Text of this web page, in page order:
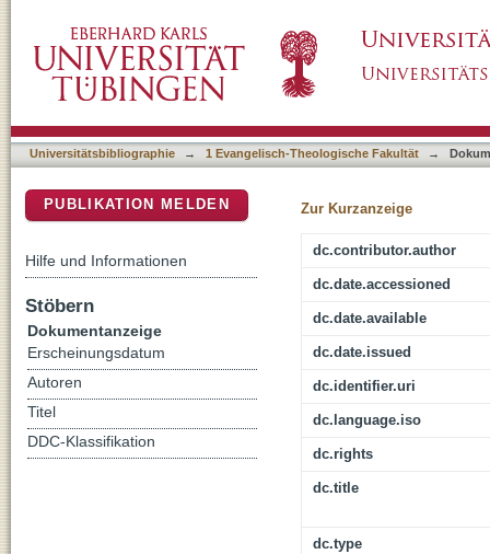
Universitätsbibliographie → 1 Evangelisch-Theologische Fakultät →
Zur Kurzanzeige
dc.contributor.author
dc.date.accessioned
dc.date.available
dc.date.issued
dc.identifier.uri
dc.language.iso
dc.rights
dc.title
dc.type
PUBLIKATION MELDEN
Hilfe und Informationen
Stöbern
Dokumentanzeige
Erscheinungsdatum
Autoren
Titel
DDC-Klassifikation